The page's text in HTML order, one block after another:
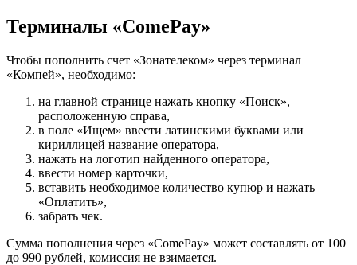
Терминалы «ComePay»
Чтобы пополнить счет «Зонателеком» через терминал
«Компей», необходимо:
на главной странице нажать кнопку «Поиск»,
расположенную справа,
в поле «Ищем» ввести латинскими буквами или
кириллицей название оператора,
нажать на логотип найденного оператора,
ввести номер карточки,
вставить необходимое количество купюр и нажать
«Оплатить»,
забрать чек.
Сумма пополнения через «ComePay» может составлять от 100
до 990 рублей, комиссия не взимается.